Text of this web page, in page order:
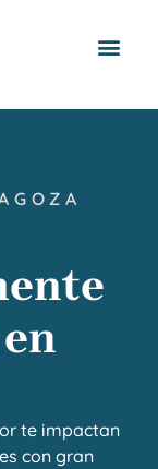
te impactan
con gran